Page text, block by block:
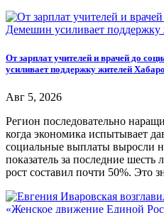
От зарплат учителей и врачей до
усиливает поддержку жителей
Авг 5, 2026
Регион последовательно
когда экономика испытывает
социальные выплаты выросли
показатель за последние шесть
рост составил почти 50%. Это